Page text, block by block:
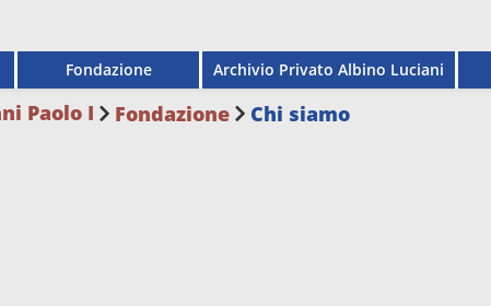
Fondazione Archivio Privato Albino Luciani
Paolo I Fondazione Chi siamo